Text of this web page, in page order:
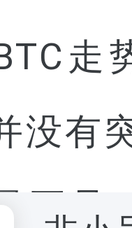
走
没有
不足